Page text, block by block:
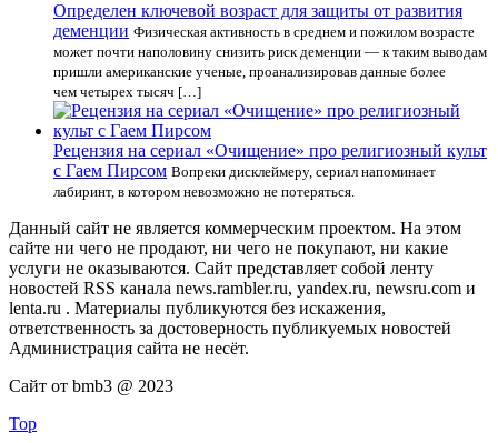
Определен ключевой возраст для защиты от развития
деменции Физическая активность в среднем и пожилом возрасте
может почти наполовину снизить риск деменции — к таким выводам
пришли американские ученые, проанализировав данные более
чем четырех тысяч […]
Рецензия на сериал «Очищение» про религиозный культ
с Гаем Пирсом Вопреки дисклеймеру, сериал напоминает
лабиринт, в котором невозможно не потеряться.
Данный сайт не является коммерческим проектом. На этом
сайте ни чего не продают, ни чего не покупают, ни какие
услуги не оказываются. Сайт представляет собой ленту
новостей RSS канала news.rambler.ru, yandex.ru, newsru.com и
lenta.ru . Материалы публикуются без искажения,
ответственность за достоверность публикуемых новостей
Администрация сайта не несёт.
Сайт от bmb3 @ 2023
Top